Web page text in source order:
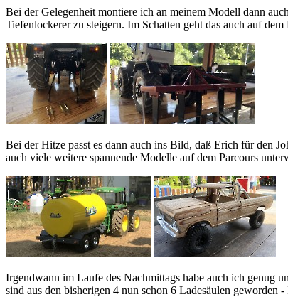
Bei der Gelegenheit montiere ich an meinem Modell dann
Tiefenlockerer zu steigern. Im Schatten geht das auch auf
Bei der Hitze passt es dann auch ins Bild, daß Erich für den
auch viele weitere spannende Modelle auf dem Parcours
Irgendwann im Laufe des Nachmittags habe auch ich genug
sind aus den bisherigen 4 nun schon 6 Ladesäulen geworden